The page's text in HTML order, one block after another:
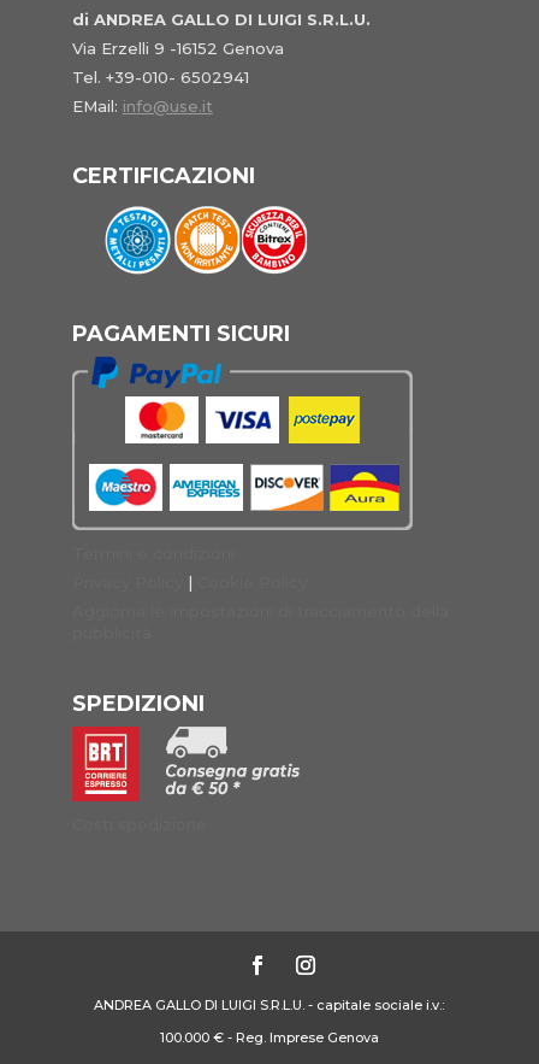
di ANDREA GALLO DI LUIGI S.R.L.U.
Via Erzelli 9 -16152 Genova
Tel. +39-010- 6502941
EMail: info@use.it
CERTIFICAZIONI
PAGAMENTI SICURI
|
SPEDIZIONI
ANDREA GALLO DI LUIGI S.R.L.U. - capitale sociale i.v.:
100.000 € - Reg. Imprese Genova